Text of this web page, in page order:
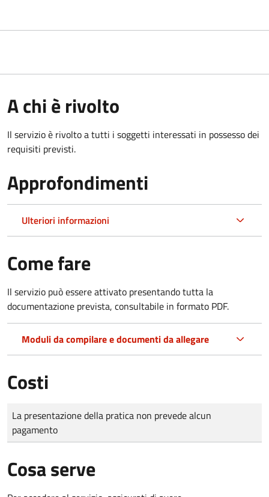
A chi è rivolto
Il servizio è rivolto a tutti i soggetti interessati in possesso dei
requisiti previsti.
Approfondimenti
Ulteriori informazioni
Come fare
Il servizio può essere attivato presentando tutta la
documentazione prevista, consultabile in formato PDF.
Moduli da compilare e documenti da allegare
Costi
Tipo di pagamento
Importo
La presentazione della pratica non prevede alcun
pagamento
Cosa serve